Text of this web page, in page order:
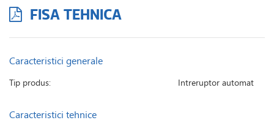
FISA TEHNICA
Caracteristici generale
Tip produs: Intreruptor automat
Caracteristici tehnice